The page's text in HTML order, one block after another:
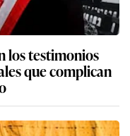
los testimonios
que complican